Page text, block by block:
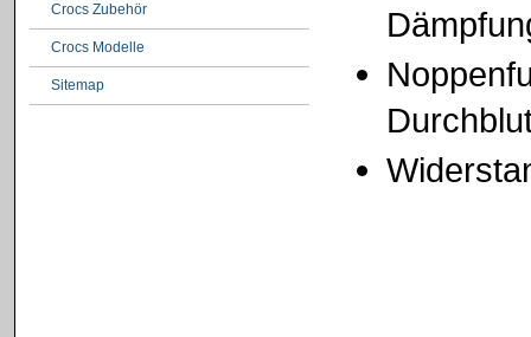
Crocs Zubehör
Crocs Modelle
Sitemap